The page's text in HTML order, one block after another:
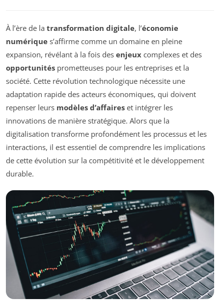
À l’ère de la transformation digitale, l’économie
numérique s’affirme comme un domaine en pleine
expansion, révélant à la fois des enjeux complexes et des
opportunités prometteuses pour les entreprises et la
société. Cette révolution technologique nécessite une
adaptation rapide des acteurs économiques, qui doivent
repenser leurs modèles d’affaires et intégrer les
innovations de manière stratégique. Alors que la
digitalisation transforme profondément les processus et les
interactions, il est essentiel de comprendre les implications
de cette évolution sur la compétitivité et le développement
durable.